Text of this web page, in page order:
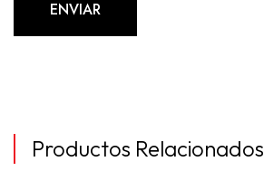
Productos Relacionados